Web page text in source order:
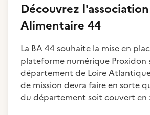
Découvrez l'association
Alimentaire 44
La BA 44 souhaite la mise en
plateforme numérique Proxidon
département de Loire
de mission devra faire en sorte
du département soit couvert en :